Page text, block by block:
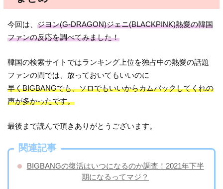
今回は、ジヨン(G-DRAGON)ジェニ(BLACKPINK)熱愛の韓国
ファンの反応を調べてみました！
韓国の検索サイトではランキング上位を独占中の熱愛の話題
ファンの間では、放っておいてもいいのに
早くBIGBANGでも、ソロでもいいからカムバックしてくれの
声が多かったです。
最後まで読んで頂きありがとうございます。
関連記事
BIGBANGの復活はいつになるのか調査！2021年下半
期になるってマジ？